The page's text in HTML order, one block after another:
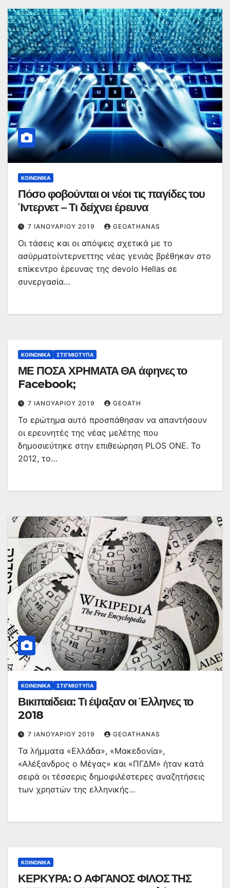
ΚΟΙΝΩΝΙΚΆ
Πόσο φοβούνται οι νέοι τις παγίδες του
Ίντερνετ – Τι δείχνει έρευνα
7 ΙΑΝΟΥΑΡΊΟΥ 2019 GEOATHANAS
Οι τάσεις και οι απόψεις σχετικά με το
ασύρματοίντερνεττης νέας γενιάς βρέθηκαν στο
επίκεντρο έρευνας της devolo Hellas σε
συνεργασία…
ΚΟΙΝΩΝΙΚΆ ΣΤΙΓΜΙΌΤΥΠΑ
ΜΕ ΠΟΣΑ ΧΡΗΜΑΤΑ ΘΑ άφηνες το
Facebook;
7 ΙΑΝΟΥΑΡΊΟΥ 2019 GEOATH
Το ερώτημα αυτό προσπάθησαν να απαντήσουν
οι ερευνητές της νέας μελέτης που
δημοσιεύτηκε στην επιθεώρηση PLOS ONE. Το
2012, το…
ΚΟΙΝΩΝΙΚΆ ΣΤΙΓΜΙΌΤΥΠΑ
Βικιπαίδεια: Τι έψαξαν οι Έλληνες το
2018
7 ΙΑΝΟΥΑΡΊΟΥ 2019 GEOATHANAS
Τα λήμματα «Ελλάδα», «Μακεδονία»,
«Αλέξανδρος ο Μέγας» και «ΠΓΔΜ» ήταν κατά
σειρά οι τέσσερις δημοφιλέστερες αναζητήσεις
των χρηστών της ελληνικής…
ΚΟΙΝΩΝΙΚΆ
ΚΕΡΚΥΡΑ: Ο ΑΦΓΑΝΟΣ ΦΙΛΟΣ ΤΗΣ